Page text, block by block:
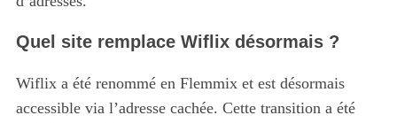
Quel site remplace Wiflix désormais ?
Wiflix a été renommé en Flemmix et est désormais
accessible via l’adresse cachée. Cette transition a été